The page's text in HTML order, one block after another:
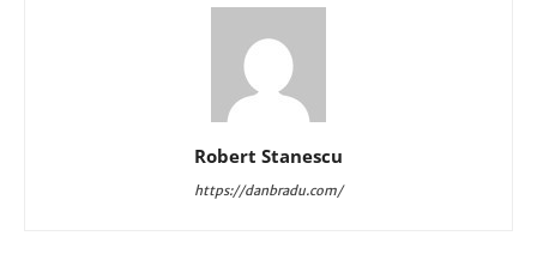
Robert Stanescu
https://danbradu.com/